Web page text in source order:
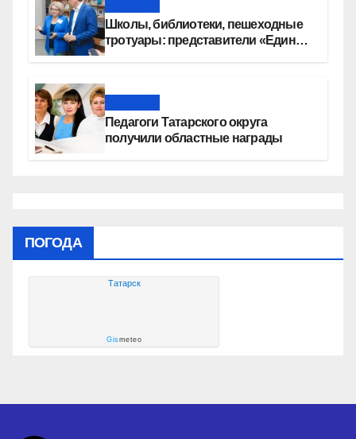
Школы, библиотеки, пешеходные
тротуары: представители «Единой
Педагоги Татарского округа
получили областные награды
ПОГОДА
Татарск
Gismeteo